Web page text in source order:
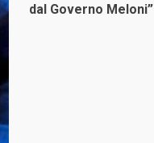
dal Governo Meloni”